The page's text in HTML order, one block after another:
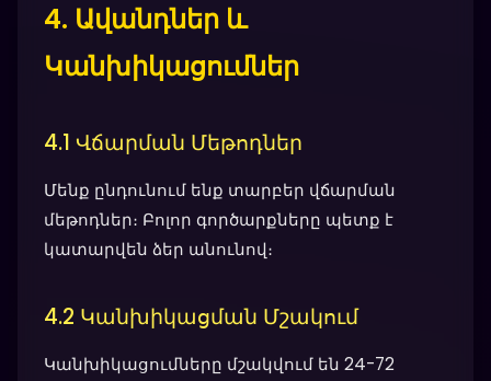
4. Ավանդներ և
Կանխիկացումներ
4.1 Վճարման Մեթոդներ
Մենք ընդունում ենք տարբեր վճարման
մեթոդներ։ Բոլոր գործարքները պետք է
կատարվեն ձեր անունով։
4.2 Կանխիկացման Մշակում
Կանխիկացումները մշակվում են 24-72